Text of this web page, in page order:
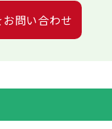
問い合わせ